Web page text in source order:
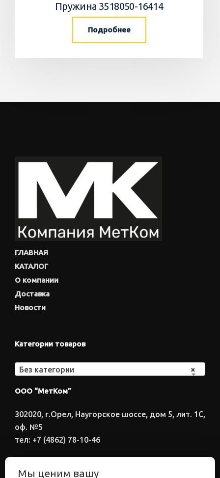
Пружина 3518050-16414
Подробнее
ГЛАВНАЯ
КАТАЛОГ
О компании
Доставка
Новости
Категории товаров
×
Без категории
ООО “МетКом”
302020, г.Орел, Наугорское шоссе, дом 5, лит. 1С,
оф. №5
тел: +7 (4862) 78-10-46
Мы ценим вашу